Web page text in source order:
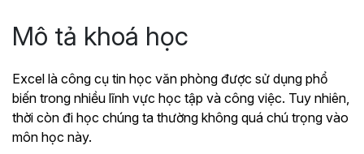
Mô tả khoá học
Excel là công cụ tin học văn phòng được sử dụng phổ
biến trong nhiều lĩnh vực học tập và công việc. Tuy nhiên,
thời còn đi học chúng ta thường không quá chú trọng vào
môn học này.